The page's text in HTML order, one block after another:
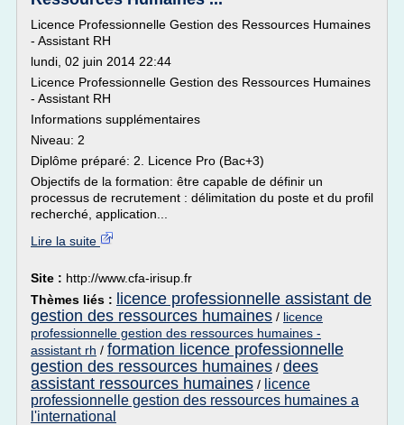
Licence Professionnelle Gestion des Ressources Humaines
- Assistant RH
lundi, 02 juin 2014 22:44
Licence Professionnelle Gestion des Ressources Humaines
- Assistant RH
Informations supplémentaires
Niveau: 2
Diplôme préparé: 2. Licence Pro (Bac+3)
Objectifs de la formation: être capable de définir un
processus de recrutement : délimitation du poste et du profil
recherché, application...
Lire la suite
Site : http://www.cfa-irisup.fr
Thèmes liés :
licence professionnelle assistant de
gestion des ressources humaines / licence
professionnelle gestion des ressources humaines -
assistant rh / formation licence professionnelle
gestion des ressources humaines / dees
assistant ressources humaines / licence
professionnelle gestion des ressources humaines a
l'international